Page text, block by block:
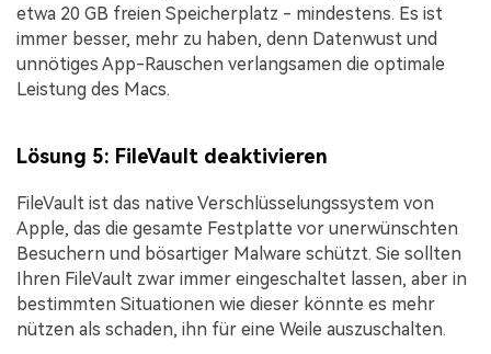
etwa 20 GB freien Speicherplatz - mindestens. Es ist
immer besser, mehr zu haben, denn Datenwust und
unnötiges App-Rauschen verlangsamen die optimale
Leistung des Macs.
Lösung 5: FileVault deaktivieren
FileVault ist das native Verschlüsselungssystem von
Apple, das die gesamte Festplatte vor unerwünschten
Besuchern und bösartiger Malware schützt. Sie sollten
Ihren FileVault zwar immer eingeschaltet lassen, aber in
bestimmten Situationen wie dieser könnte es mehr
nützen als schaden, ihn für eine Weile auszuschalten.